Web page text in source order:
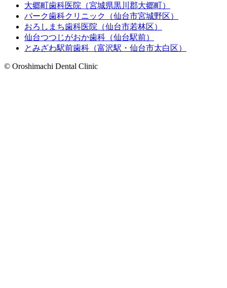
大郷町歯科医院（宮城県黒川郡大郷町）
パーク歯科クリニック（仙台市宮城野区）
おろしまち歯科医院（仙台市若林区）
仙台つつじがおか歯科（仙台駅前）
とみざわ駅前歯科（富沢駅・仙台市太白区）
© Oroshimachi Dental Clinic